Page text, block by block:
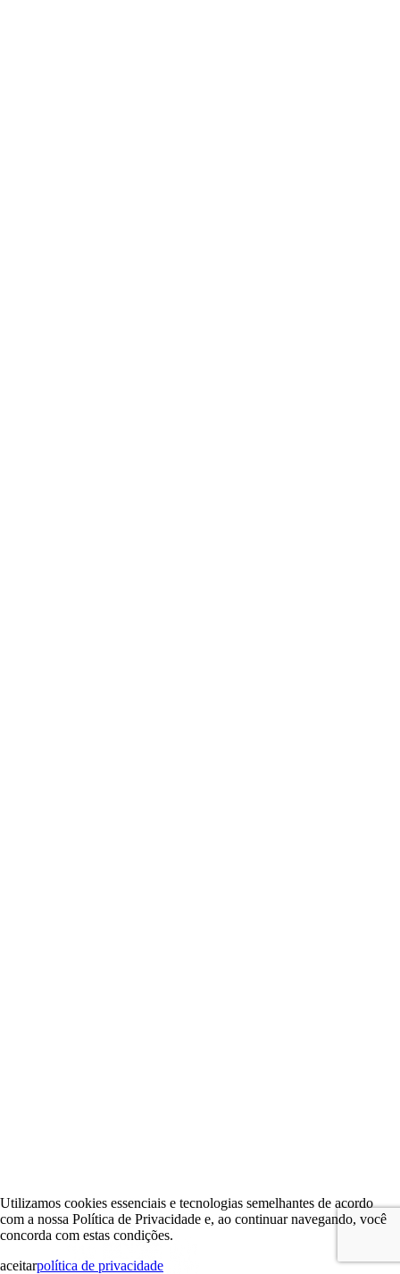
Utilizamos cookies essenciais e tecnologias semelhantes de acordo
com a nossa Política de Privacidade e, ao continuar navegando, você
concorda com estas condições.
aceitarpolítica de privacidade